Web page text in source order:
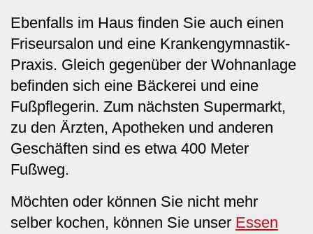
Ebenfalls im Haus finden Sie auch einen
Friseursalon und eine Krankengymnastik-
Praxis. Gleich gegenüber der Wohnanlage
befinden sich eine Bäckerei und eine
Fußpflegerin. Zum nächsten Supermarkt,
zu den Ärzten, Apotheken und anderen
Geschäften sind es etwa 400 Meter
Fußweg.
Möchten oder können Sie nicht mehr
selber kochen, können Sie unser Essen